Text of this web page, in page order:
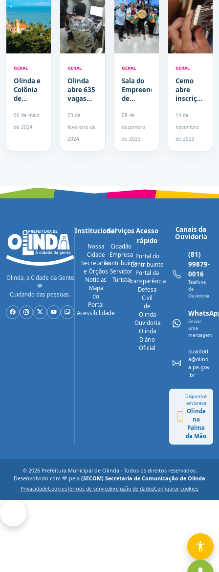
GERAL
Olinda e
Colônia
de
são
agora
irmãs
06 de maio
de 2024
GERAL
Olinda
abre 635
vagas
cursos
gratuitos
idioma e
informática
23 de
fevereiro de
2024
GERAL
Sala do
Empreendedor
de
'bicampeã'
em
08 de
dezembro
de 2023
GERAL
Cemo
abre
inscrições
processo
seletivo
novos
estudantes
14 de
novembro
de 2023
Olinda, a Cidade da Gente
💙
Cuidando das pessoas.
Institucional
Nossa
Cidade
Secretarias
e Órgãos
Notícias
Mapa
do
Portal
Acessibilidade
Serviços
Cidadão
Empresa
Contribuinte
Servidor
Turista
Acesso
rápido
Portal do
Contribuinte
Portal da
Transparência
Defesa
Civil
de
Olinda
Ouvidoria
Olinda
Diário
Oficial
Canais da
Ouvidoria
(81)
99879-
0016
Telefone
da
Ouvidoria
Enviar
uma
mensagem
ouvidori
a@olind
a.pe.gov
.br
Disponível
em breve
Olinda
na
Palma
da Mão
© 2026 Prefeitura Municipal de Olinda · Todos os direitos reservados.
Desenvolvido com 💙 pela (SECOM) Secretaria de Comunicação de Olinda
PrivacidadeCookiesTermos de serviçoExclusão de dadosConfigurar cookies